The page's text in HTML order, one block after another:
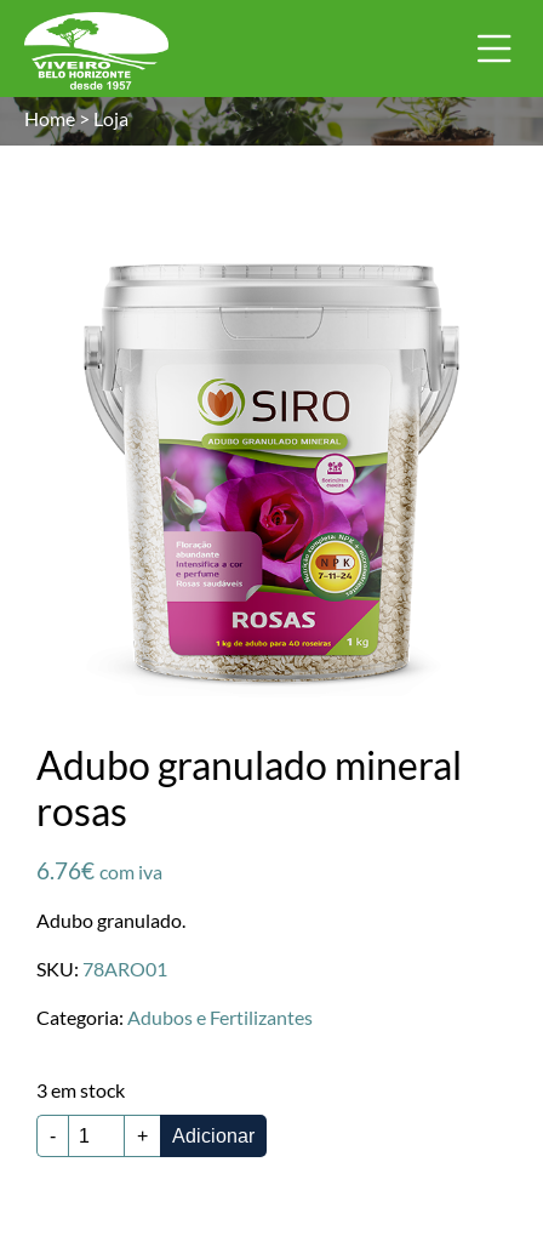
Home> Loja
Adubo granulado mineral
rosas
6.76€ com iva
Adubo granulado.
SKU: 78ARO01
Categoria: Adubos e Fertilizantes
3 em stock
- + Adicionar